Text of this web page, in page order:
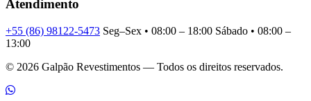
Atendimento
+55 (86) 98122-5473 Seg–Sex • 08:00 – 18:00 Sábado • 08:00 –
13:00
© 2026 Galpão Revestimentos — Todos os direitos reservados.